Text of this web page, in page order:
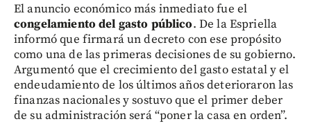
El anuncio económico más inmediato fue el
congelamiento del gasto público. De la Espriella
informó que firmará un decreto con ese propósito
como una de las primeras decisiones de su gobierno.
Argumentó que el crecimiento del gasto estatal y el
endeudamiento de los últimos años deterioraron las
finanzas nacionales y sostuvo que el primer deber
de su administración será “poner la casa en orden”.